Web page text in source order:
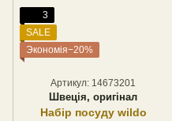
3
SALE
Экономія−20%
Артикул: 14673201
Швеція, оригінал
Набір посуду wildo